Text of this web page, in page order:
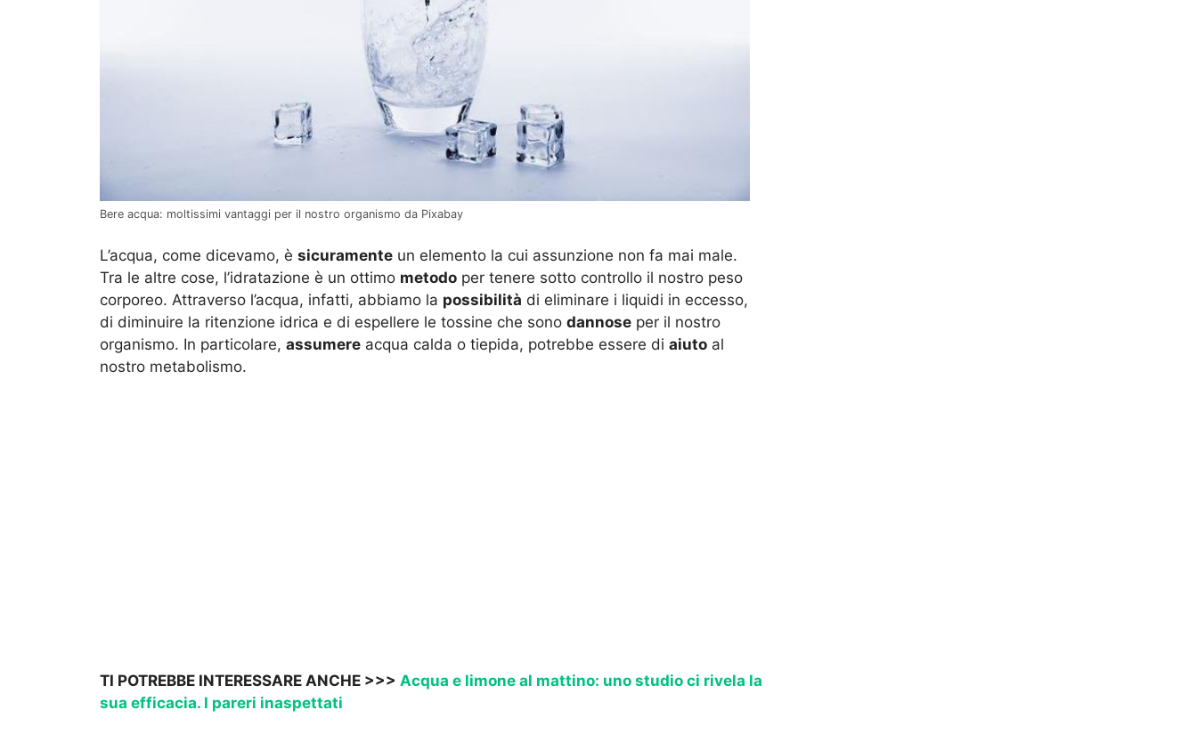
Bere acqua: moltissimi vantaggi per il nostro organismo da Pixabay
L’acqua, come dicevamo, è sicuramente un elemento la cui assunzione non fa mai male.
Tra le altre cose, l’idratazione è un ottimo metodo per tenere sotto controllo il nostro peso
corporeo. Attraverso l’acqua, infatti, abbiamo la possibilità di eliminare i liquidi in eccesso,
di diminuire la ritenzione idrica e di espellere le tossine che sono dannose per il nostro
organismo. In particolare, assumere acqua calda o tiepida, potrebbe essere di aiuto al
nostro metabolismo.
TI POTREBBE INTERESSARE ANCHE >>> Acqua e limone al mattino: uno studio ci rivela la
sua efficacia. I pareri inaspettati